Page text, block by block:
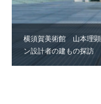
横須賀美術館 山本理顕
ン設計者の建もの探訪